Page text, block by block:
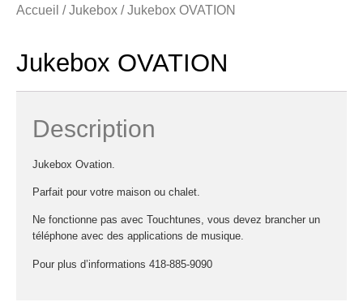
Accueil /Jukebox / Jukebox OVATION
Jukebox OVATION
Description
Jukebox Ovation.
Parfait pour votre maison ou chalet.
Ne fonctionne pas avec Touchtunes, vous devez brancher un
téléphone avec des applications de musique.
Pour plus d’informations 418-885-9090